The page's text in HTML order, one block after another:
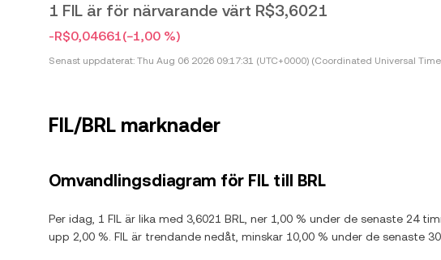
1 FIL är för närvarande värt R$3,6021
-R$0,04661(−1,00 %)
Senast uppdaterat: Thu Aug 06 2026 09:17:31 (UTC+0000) (Coordinated Universal
FIL/BRL marknader
Omvandlingsdiagram för FIL till BRL
Per idag, 1 FIL är lika med 3,6021 BRL, ner 1,00 % under de senaste 24
upp 2,00 %. FIL är trendande nedåt, minskar 10,00 % under de senaste